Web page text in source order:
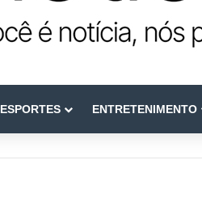
ESPORTES ENTRETENIMENTO